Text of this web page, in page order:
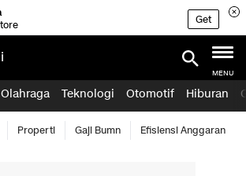
Get
MENU
Olahraga Teknologi Otomotif Hiburan
Properti Gaji Bumn Efisiensi Anggaran